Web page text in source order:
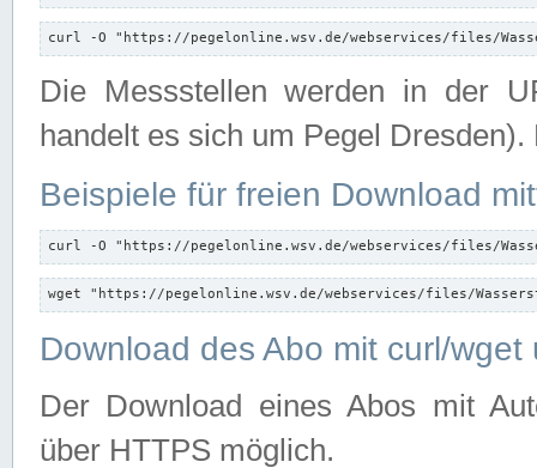
curl -O "https://pegelonline.wsv.de/webservices/files/
Die Messstellen werden in der
handelt es sich um Pegel
Beispiele für freien Download
curl -O "https://pegelonline.wsv.de/webservices/files/
wget "https://pegelonline.wsv.de/webservices/files/
Download des Abo mit curl/
Der Download eines Abos mit
über HTTPS möglich.